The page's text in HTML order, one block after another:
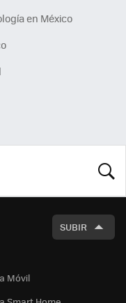
en México
SUBIR
Móvil